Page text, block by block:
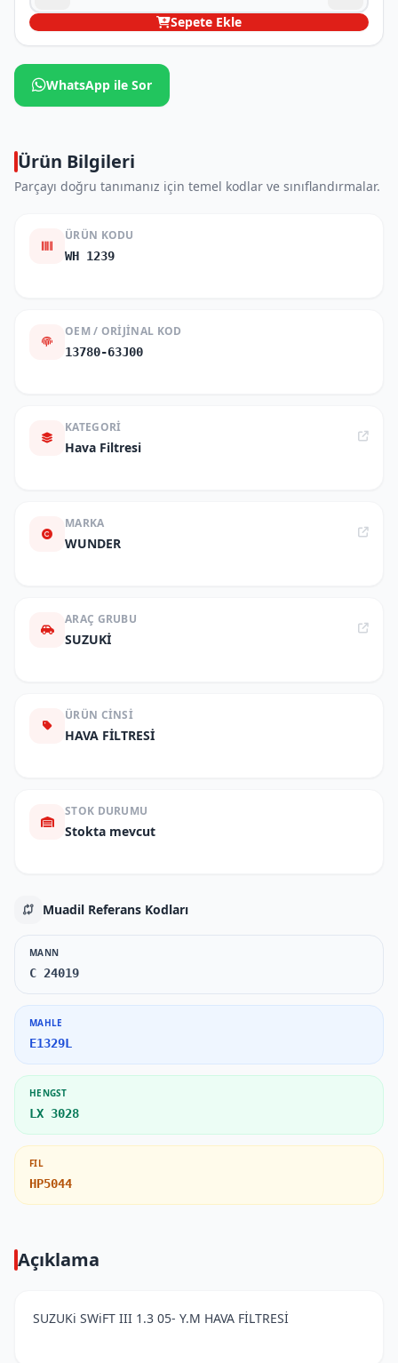
Sepete Ekle
WhatsApp ile Sor
Ürün Bilgileri
Parçayı doğru tanımanız için temel kodlar ve sınıflandırmalar.
ÜRÜN KODU
WH 1239
OEM / ORIJINAL KOD
13780-63J00
KATEGORI
Hava Filtresi
MARKA
WUNDER
ARAÇ GRUBU
SUZUKİ
ÜRÜN CINSI
HAVA FİLTRESİ
STOK DURUMU
Stokta mevcut
Muadil Referans Kodları
MANN
C 24019
MAHLE
E1329L
HENGST
LX 3028
FIL
HP5044
Açıklama
SUZUKi SWiFT III 1.3 05- Y.M HAVA FİLTRESİ